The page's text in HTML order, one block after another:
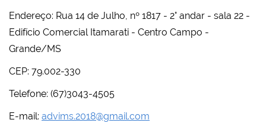
Endereço: Rua 14 de Julho, nº 1817 - 2° andar - sala 22 -
Edifício Comercial Itamarati - Centro Campo -
Grande/MS
CEP: 79.002-330
Telefone: (67)3043-4505
E-mail: advims.2018@gmail.com